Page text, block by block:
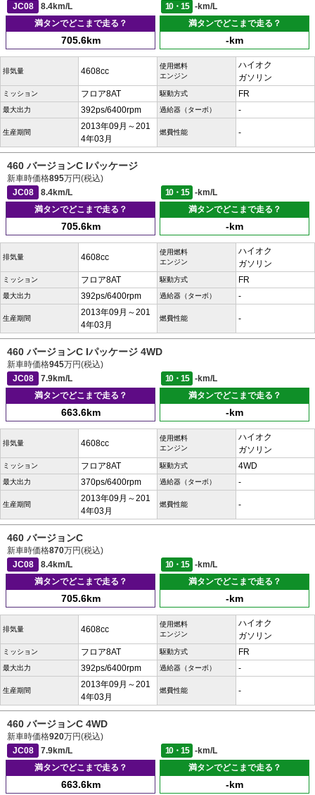
JC08
8.4km/L 10・15
-km/L
満タンでどこまで走る？
705.6km
満タンでどこまで走る？
-km
排気量 4608cc
使用燃料
エンジン
ハイオク
ガソリン
ミッション フロア8AT 駆動方式 FR
最大出力 392ps/6400rpm 過給器（ターボ） -
生産期間
2013年09月～201
4年03月
燃費性能 -
460 バージョンC Iパッケージ
新車時価格895万円(税込)
JC08
8.4km/L 10・15
-km/L
満タンでどこまで走る？
705.6km
満タンでどこまで走る？
-km
排気量 4608cc
使用燃料
エンジン
ハイオク
ガソリン
ミッション フロア8AT 駆動方式 FR
最大出力 392ps/6400rpm 過給器（ターボ） -
生産期間
2013年09月～201
4年03月
燃費性能 -
460 バージョンC Iパッケージ 4WD
新車時価格945万円(税込)
JC08
7.9km/L 10・15
-km/L
満タンでどこまで走る？
663.6km
満タンでどこまで走る？
-km
排気量 4608cc
使用燃料
エンジン
ハイオク
ガソリン
ミッション フロア8AT 駆動方式 4WD
最大出力 370ps/6400rpm 過給器（ターボ） -
生産期間
2013年09月～201
4年03月
燃費性能 -
460 バージョンC
新車時価格870万円(税込)
JC08
8.4km/L 10・15
-km/L
満タンでどこまで走る？
705.6km
満タンでどこまで走る？
-km
排気量 4608cc
使用燃料
エンジン
ハイオク
ガソリン
ミッション フロア8AT 駆動方式 FR
最大出力 392ps/6400rpm 過給器（ターボ） -
生産期間
2013年09月～201
4年03月
燃費性能 -
460 バージョンC 4WD
新車時価格920万円(税込)
JC08
7.9km/L 10・15
-km/L
満タンでどこまで走る？
663.6km
満タンでどこまで走る？
-km